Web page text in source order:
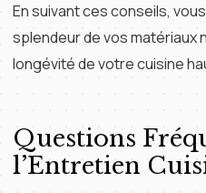
En suivant ces conseils,
splendeur de vos matériaux
longévité de votre cuisine
Questions
l’Entretien